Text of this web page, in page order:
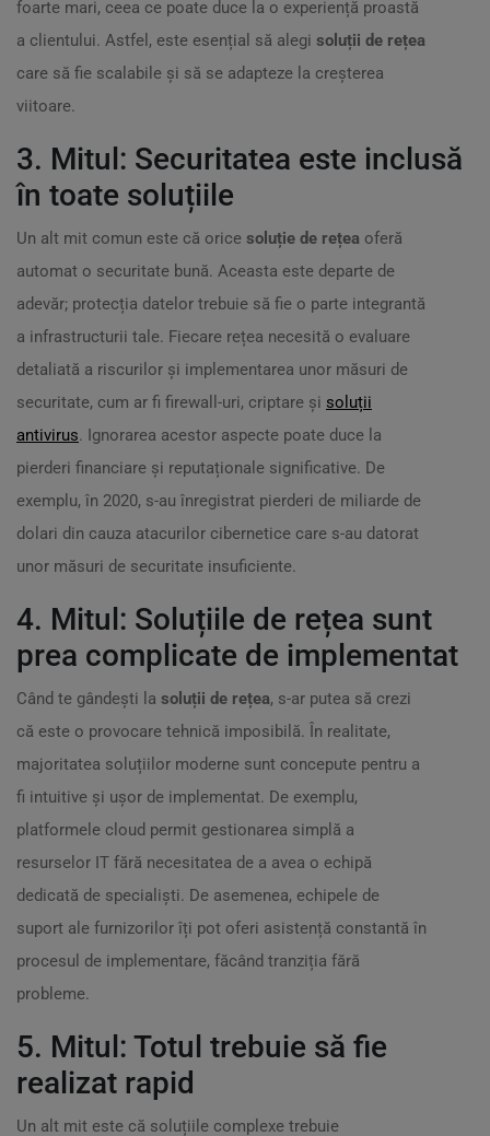
foarte mari, ceea ce poate duce la o experiență proastă
a clientului. Astfel, este esențial să alegi soluții de rețea
care să fie scalabile și să se adapteze la creșterea
viitoare.
3. Mitul: Securitatea este inclusă
în toate soluțiile
Un alt mit comun este că orice soluție de rețea oferă
automat o securitate bună. Aceasta este departe de
adevăr; protecția datelor trebuie să fie o parte integrantă
a infrastructurii tale. Fiecare rețea necesită o evaluare
detaliată a riscurilor și implementarea unor măsuri de
securitate, cum ar fi firewall-uri, criptare și soluții
antivirus. Ignorarea acestor aspecte poate duce la
pierderi financiare și reputaționale significative. De
exemplu, în 2020, s-au înregistrat pierderi de miliarde de
dolari din cauza atacurilor cibernetice care s-au datorat
unor măsuri de securitate insuficiente.
4. Mitul: Soluțiile de rețea sunt
prea complicate de implementat
Când te gândești la soluții de rețea, s-ar putea să crezi
că este o provocare tehnică imposibilă. În realitate,
majoritatea soluțiilor moderne sunt concepute pentru a
fi intuitive și ușor de implementat. De exemplu,
platformele cloud permit gestionarea simplă a
resurselor IT fără necesitatea de a avea o echipă
dedicată de specialiști. De asemenea, echipele de
suport ale furnizorilor îți pot oferi asistență constantă în
procesul de implementare, făcând tranziția fără
probleme.
5. Mitul: Totul trebuie să fie
realizat rapid
Un alt mit este că soluțiile complexe trebuie